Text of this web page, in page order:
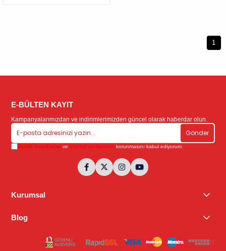
1
E-BÜLTEN KAYIT
Kampanyalarımızdan ve indirimlerimizden güncel olarak haberdar olun.
Gönder
Üyelik koşullarını ve kişisel verilerimin korunmasını kabul ediyorum.
Kurumsal
Blog